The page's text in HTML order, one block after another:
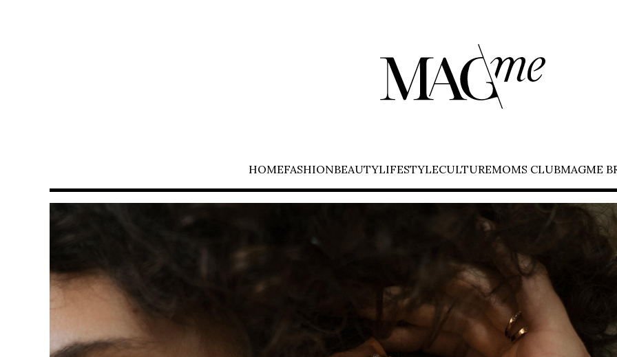
HOMEFASHIONBEAUTYLIFESTYLECULTUREMOMS CLUBMAGME